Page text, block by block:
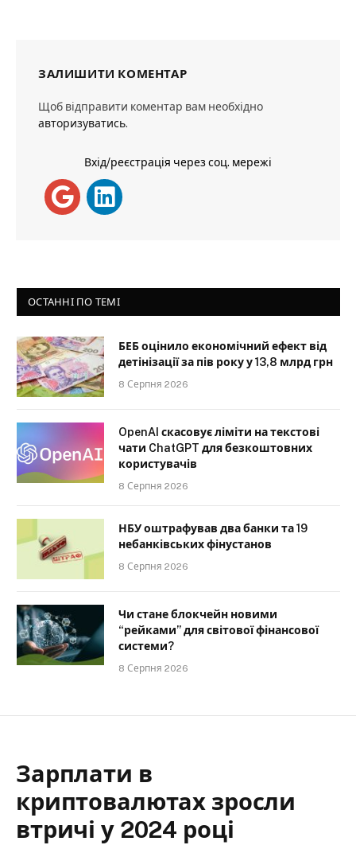
ЗАЛИШИТИ КОМЕНТАР
Щоб відправити коментар вам необхідно
авторизуватись.
Вхід/реєстрація через соц. мережі
ОСТАННІ ПО ТЕМІ
БЕБ оцінило економічний ефект від
детінізації за пів року у 13,8 млрд грн
8 Серпня 2026
OpenAI скасовує ліміти на текстові
чати ChatGPT для безкоштовних
користувачів
8 Серпня 2026
НБУ оштрафував два банки та 19
небанківських фінустанов
8 Серпня 2026
Чи стане блокчейн новими
“рейками” для світової фінансової
системи?
8 Серпня 2026
Зарплати в
криптовалютах зросли
втричі у 2024 році